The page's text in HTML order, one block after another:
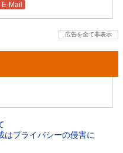
E-Mail
広告を全て非表示
はプライバシーの侵害に